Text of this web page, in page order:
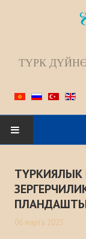
ТҮРК
БАШКЫ БЕТ
БИЗ ЖѲНҮНДѲ
ТҮРКИЯЛЫК
06 марта 2025